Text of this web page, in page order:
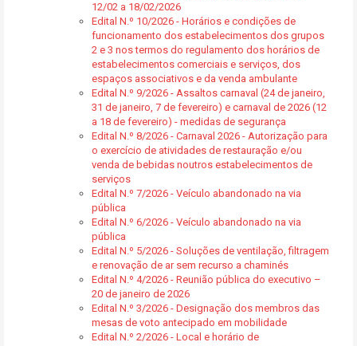
12/02 a 18/02/2026
Edital N.º 10/2026 - Horários e condições de
funcionamento dos estabelecimentos dos grupos
2 e 3 nos termos do regulamento dos horários de
estabelecimentos comerciais e serviços, dos
espaços associativos e da venda ambulante
Edital N.º 9/2026 - Assaltos carnaval (24 de janeiro,
31 de janeiro, 7 de fevereiro) e carnaval de 2026 (12
a 18 de fevereiro) - medidas de segurança
Edital N.º 8/2026 - Carnaval 2026 - Autorização para
o exercício de atividades de restauração e/ou
venda de bebidas noutros estabelecimentos de
serviços
Edital N.º 7/2026 - Veículo abandonado na via
pública
Edital N.º 6/2026 - Veículo abandonado na via
pública
Edital N.º 5/2026 - Soluções de ventilação, filtragem
e renovação de ar sem recurso a chaminés
Edital N.º 4/2026 - Reunião pública do executivo –
20 de janeiro de 2026
Edital N.º 3/2026 - Designação dos membros das
mesas de voto antecipado em mobilidade
Edital N.º 2/2026 - Local e horário de